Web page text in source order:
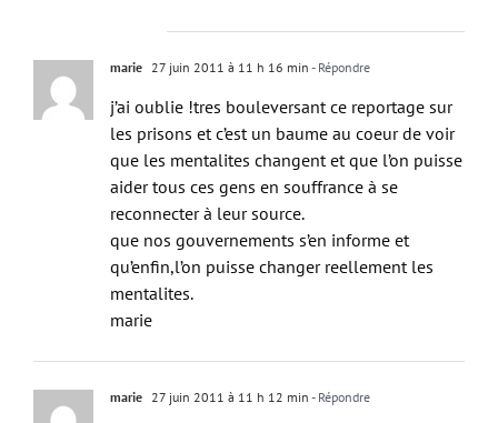
les prisons et c’est un baume au coeur de voir
que les mentalites changent et que l’on puisse
aider tous ces gens en souffrance à se
reconnecter à leur source.
que nos gouvernements s’en informe et
qu’enfin,l’on puisse changer reellement les
mentalites.
marie